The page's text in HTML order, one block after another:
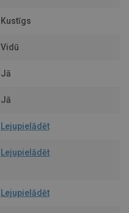
Kustīgs
Vidū
Jā
Jā
Lejupielādēt
Lejupielādēt
Lejupielādēt